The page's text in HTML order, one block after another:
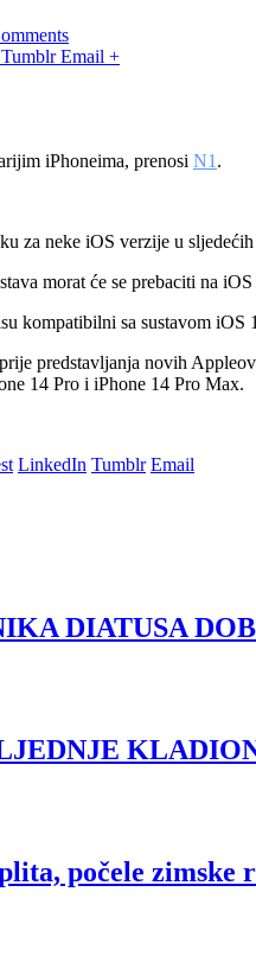
Tumblr Email +
iPhoneima, prenosi N1 .
za neke iOS verzije u
morat će se prebaciti na
kompatibilni sa sustavom
predstavljanja novih
14 Pro i iPhone 14 Pro Max.
LinkedIn Tumblr Email
DIATUSA
počele zimske